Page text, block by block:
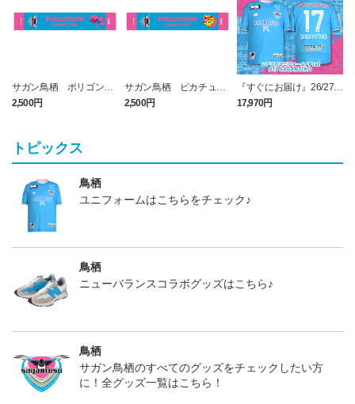
サガン鳥栖 ポリゴンZ
タオルマフラー
2,500円
サガン鳥栖 ピカチュウ
タオルマフラー
2,500円
『すぐにお届け』26/27レ
プリカユニフォームFP1st
No.17 SAGANTINO
17,970円
トピックス
鳥栖
ユニフォームはこちらをチェック♪
鳥栖
ニューバランスコラボグッズはこちら♪
鳥栖
サガン鳥栖のすべてのグッズをチェックしたい方
に！全グッズ一覧はこちら！